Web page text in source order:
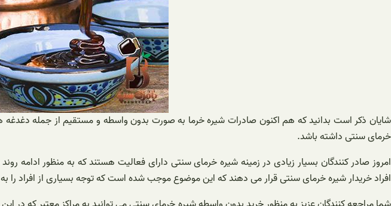
شایان ذکر است بدانید که هم اکنون صادرات شیره خرما به صورت بدون واسطه و مستقیم از جمله دغدغه
خرمای سنتی داشته باشد.
امروز صادر کنندگان بسیار زیادی در زمینه شیره خرمای سنتی دارای فعالیت هستند که به منظور
افراد خریدار شیره خرمای سنتی قرار می دهند که این موضوع موجب شده است که توجه بسیاری از افراد را